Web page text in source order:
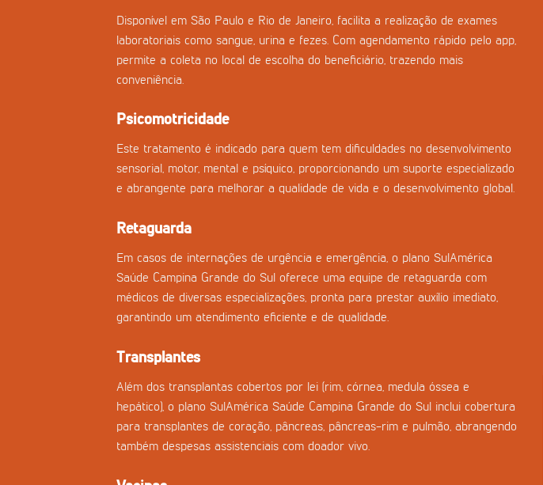
Disponível em São Paulo e Rio de Janeiro, facilita a realização de exames
laboratoriais como sangue, urina e fezes. Com agendamento rápido pelo app,
permite a coleta no local de escolha do beneficiário, trazendo mais
conveniência.
Psicomotricidade
Este tratamento é indicado para quem tem dificuldades no desenvolvimento
sensorial, motor, mental e psíquico, proporcionando um suporte especializado
e abrangente para melhorar a qualidade de vida e o desenvolvimento global.
Retaguarda
Em casos de internações de urgência e emergência, o plano SulAmérica
Saúde Campina Grande do Sul oferece uma equipe de retaguarda com
médicos de diversas especializações, pronta para prestar auxílio imediato,
garantindo um atendimento eficiente e de qualidade.
Transplantes
Além dos transplantas cobertos por lei (rim, córnea, medula óssea e
hepático), o plano SulAmérica Saúde Campina Grande do Sul inclui cobertura
para transplantes de coração, pâncreas, pâncreas-rim e pulmão, abrangendo
também despesas assistenciais com doador vivo.